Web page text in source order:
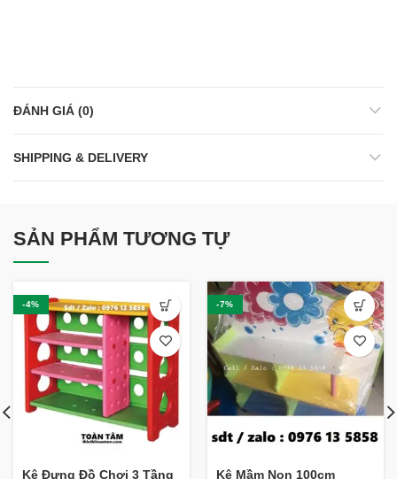
ĐÁNH GIÁ (0)
SHIPPING & DELIVERY
SẢN PHẨM TƯƠNG TỰ
-4%
Kệ Đựng Đồ Chơi 3 Tầng
-7%
Kệ Mầm Non 100cm